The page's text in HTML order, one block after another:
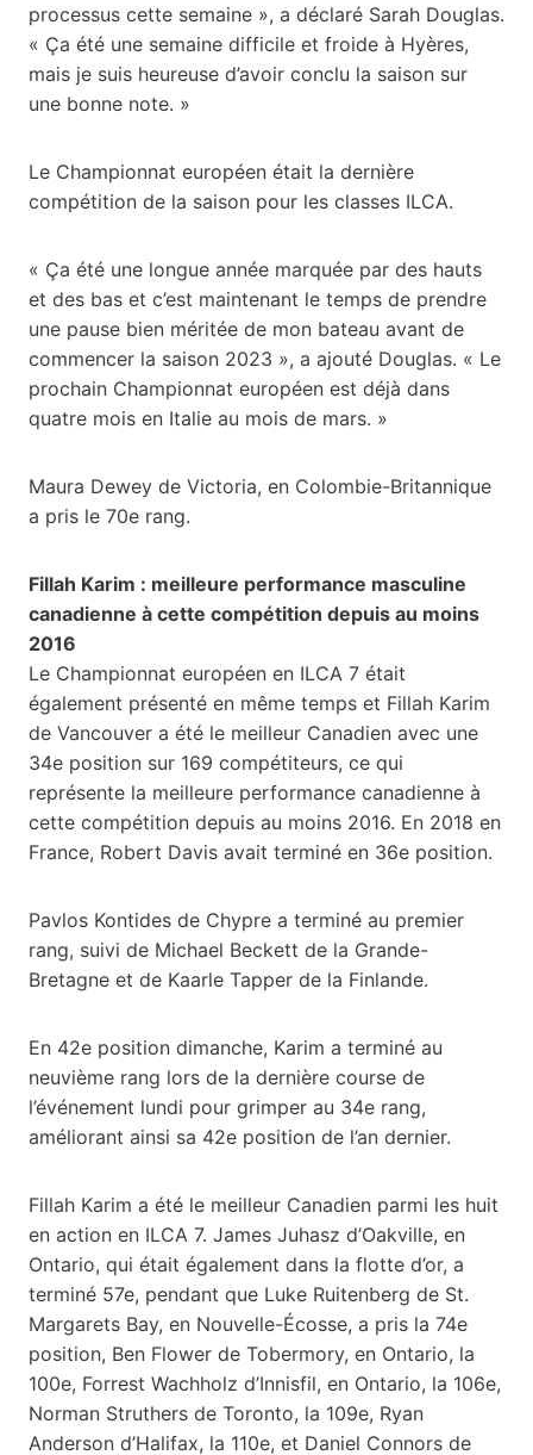
processus cette semaine », a déclaré Sarah Douglas.
« Ça été une semaine difficile et froide à Hyères,
mais je suis heureuse d’avoir conclu la saison sur
une bonne note. »
Le Championnat européen était la dernière
compétition de la saison pour les classes ILCA.
« Ça été une longue année marquée par des hauts
et des bas et c’est maintenant le temps de prendre
une pause bien méritée de mon bateau avant de
commencer la saison 2023 », a ajouté Douglas. « Le
prochain Championnat européen est déjà dans
quatre mois en Italie au mois de mars. »
Maura Dewey de Victoria, en Colombie-Britannique
a pris le 70e rang.
Fillah Karim : meilleure performance masculine
canadienne à cette compétition depuis au moins
2016
Le Championnat européen en ILCA 7 était
également présenté en même temps et Fillah Karim
de Vancouver a été le meilleur Canadien avec une
34e position sur 169 compétiteurs, ce qui
représente la meilleure performance canadienne à
cette compétition depuis au moins 2016. En 2018 en
France, Robert Davis avait terminé en 36e position.
Pavlos Kontides de Chypre a terminé au premier
rang, suivi de Michael Beckett de la Grande-
Bretagne et de Kaarle Tapper de la Finlande.
En 42e position dimanche, Karim a terminé au
neuvième rang lors de la dernière course de
l’événement lundi pour grimper au 34e rang,
améliorant ainsi sa 42e position de l’an dernier.
Fillah Karim a été le meilleur Canadien parmi les huit
en action en ILCA 7. James Juhasz d’Oakville, en
Ontario, qui était également dans la flotte d’or, a
terminé 57e, pendant que Luke Ruitenberg de St.
Margarets Bay, en Nouvelle-Écosse, a pris la 74e
position, Ben Flower de Tobermory, en Ontario, la
100e, Forrest Wachholz d’Innisfil, en Ontario, la 106e,
Norman Struthers de Toronto, la 109e, Ryan
Anderson d’Halifax, la 110e, et Daniel Connors de